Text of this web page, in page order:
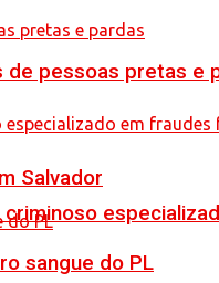
de pessoas pretas e
Salvador
sangue do PL